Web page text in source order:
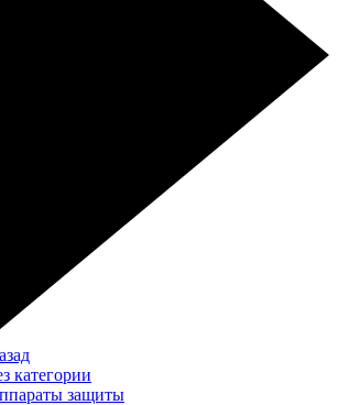
категории
защиты